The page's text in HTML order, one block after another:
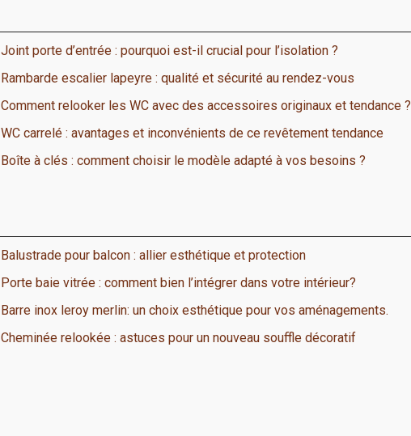
Joint porte d’entrée : pourquoi est-il crucial pour l’isolation ?
Rambarde escalier lapeyre : qualité et sécurité au rendez-vous
Comment relooker les WC avec des accessoires originaux et tendance ?
WC carrelé : avantages et inconvénients de ce revêtement tendance
Boîte à clés : comment choisir le modèle adapté à vos besoins ?
Balustrade pour balcon : allier esthétique et protection
Porte baie vitrée : comment bien l’intégrer dans votre intérieur?
Barre inox leroy merlin: un choix esthétique pour vos aménagements.
Cheminée relookée : astuces pour un nouveau souffle décoratif